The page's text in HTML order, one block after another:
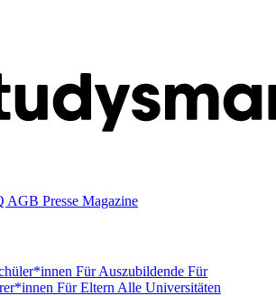
AGB Presse Magazine
Für Auszubildende Für
Für Eltern Alle Universitäten